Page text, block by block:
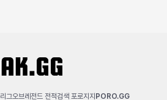
리그오브레전드 전적검색 포로지지PORO.GG